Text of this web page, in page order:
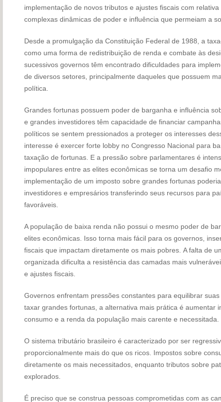
implementação de novos tributos e ajustes fiscais com
complexas dinâmicas de poder e influência que permeiam a
Desde a promulgação da Constituição Federal de 1988, a
como uma forma de redistribuição de renda e combate às
sucessivos governos têm encontrado dificuldades para
de diversos setores, principalmente daqueles que possuem
política.
Grandes fortunas possuem poder de barganha e influência
e grandes investidores têm capacidade de financiar
políticos se sentem pressionados a proteger os interesses
interesse é exercer forte lobby no Congresso Nacional para
taxação de fortunas. E a pressão sobre parlamentares é
impopulares entre as elites econômicas se torna um desafio
implementação de um imposto sobre grandes fortunas
investidores e empresários transferindo seus recursos para
favoráveis.
A população de baixa renda não possui o mesmo poder de
elites econômicas. Isso torna mais fácil para os governos,
fiscais que impactam diretamente os mais pobres. A falta de
organizada dificulta a resistência das camadas mais
e ajustes fiscais.
Governos enfrentam pressões constantes para equilibrar
taxar grandes fortunas, a alternativa mais prática é aumentar
consumo e a renda da população mais carente e necessitada.
O sistema tributário brasileiro é caracterizado por ser
proporcionalmente mais do que os ricos. Impostos sobre
diretamente os mais necessitados, enquanto tributos sobre
explorados.
É preciso que se construa pessoas comprometidas com as